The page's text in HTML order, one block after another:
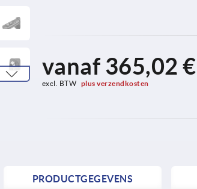
vanaf365,02 €
excl. BTW plus verzendkosten
PRODUCTGEGEVENS